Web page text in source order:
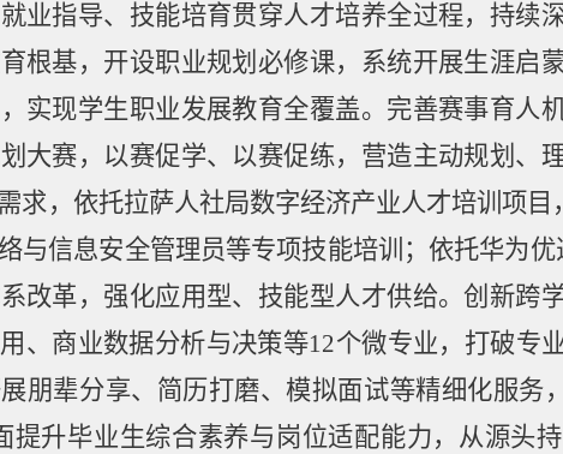
业指导、技能培育贯穿人才培养全过程，持续
根基，开设职业规划必修课，系统开展生涯启
实现学生职业发展教育全覆盖。完善赛事育人
大赛，以赛促学、以赛促练，营造主动规划、
求，依托拉萨人社局数字经济产业人才培训项目
与信息安全管理员等专项技能培训；依托华为优
改革，强化应用型、技能型人才供给。创新跨
、商业数据分析与决策等12个微专业，打破专
朋辈分享、简历打磨、模拟面试等精细化服务
提升毕业生综合素养与岗位适配能力，从源头